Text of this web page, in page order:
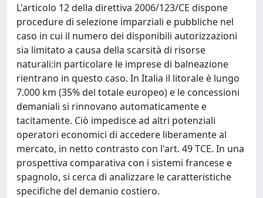
L'articolo 12 della direttiva 2006/123/CE dispone
procedure di selezione imparziali e pubbliche nel
caso in cui il numero dei disponibili autorizzazioni
sia limitato a causa della scarsità di risorse
naturali:in particolare le imprese di balneazione
rientrano in questo caso. In Italia il litorale è lungo
7.000 km (35% del totale europeo) e le concessioni
demaniali si rinnovano automaticamente e
tacitamente. Ciò impedisce ad altri potenziali
operatori economici di accedere liberamente al
mercato, in netto contrasto con l'art. 49 TCE. In una
prospettiva comparativa con i sistemi francese e
spagnolo, si cerca di analizzare le caratteristiche
specifiche del demanio costiero.